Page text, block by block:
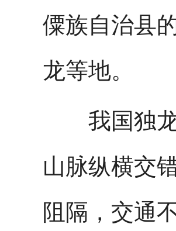
僳族自治县
龙等地。
我国独龙
山脉纵横交
阻隔，交通